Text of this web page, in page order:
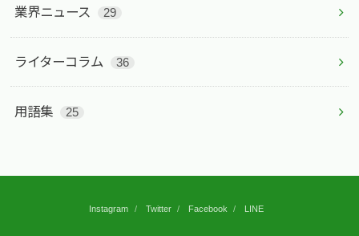
業界ニュース 29
ライターコラム 36
用語集 25
Instagram Twitter Facebook LINE